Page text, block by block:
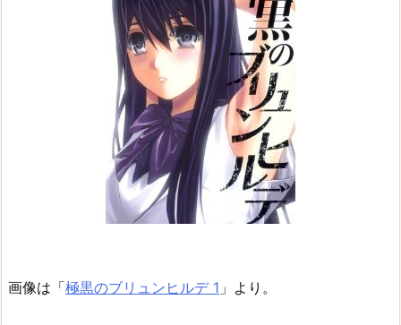
画像は「極黒のブリュンヒルデ 1 」より。